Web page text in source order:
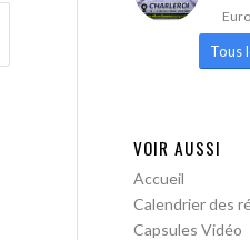
Tous
VOIR AUSSI
Accueil
Calendrier des
Capsules Vidéo